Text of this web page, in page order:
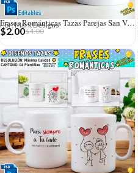
Frases Románticas Tazas Parejas San Valentín
Por: Mark Designs
$4.00
$2.00